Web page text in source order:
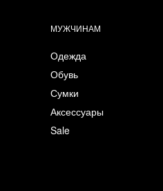
МУЖЧИНАМ
Одежда
Обувь
Сумки
Аксессуары
Sale